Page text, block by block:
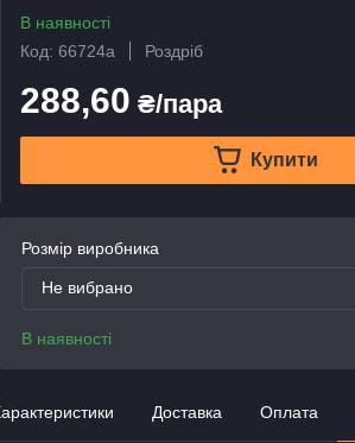
В наявності
Код: 66724а
Роздріб
288,60 ₴/пара
Купити
Розмір виробника
Не вибрано
В наявності
Доставка Оплата